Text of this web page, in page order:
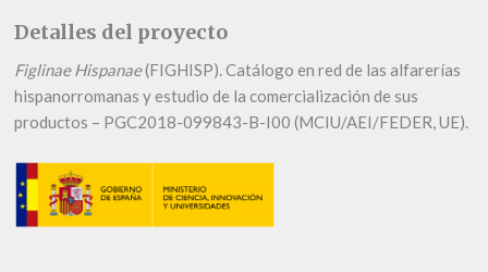
Detalles del proyecto
Figlinae Hispanae(FIGHISP). Catálogo en red de las alfarerías
hispanorromanas y estudio de la comercialización de sus
productos – PGC2018-099843-B-I00 (MCIU/AEI/FEDER, UE).